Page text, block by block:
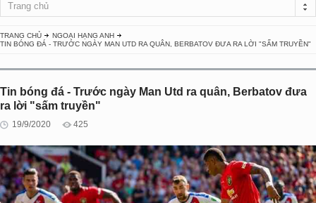
Trang chủ
TRANG CHỦ
NGOẠI HẠNG ANH
TIN BÓNG ĐÁ - TRƯỚC NGÀY MAN UTD RA QUÂN, BERBATOV ĐƯA RA LỜI "SẤM TRUYỀN"
Tin bóng đá - Trước ngày Man Utd ra quân, Berbatov đưa
ra lời "sấm truyền"
19/9/2020 425